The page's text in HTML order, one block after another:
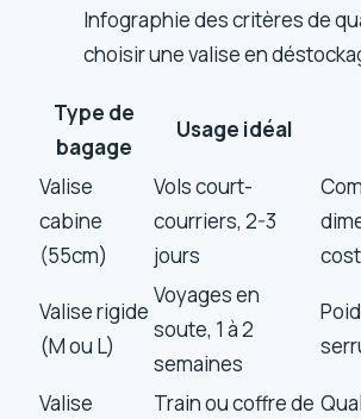
Infographie des critères de
choisir une valise en
Type de
bagage
Usage idéal
Valise
cabine
(55cm)
Vols court-
courriers, 2-3
jours
cost
Valise rigide
(M ou L)
Voyages en
soute, 1 à 2
semaines
Valise
Train ou coffre de